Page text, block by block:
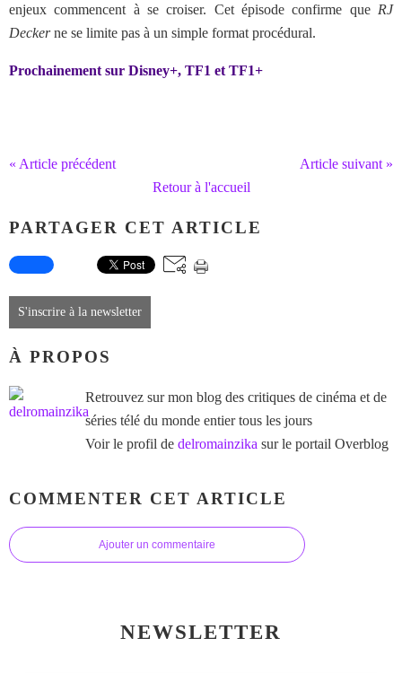
enjeux commencent à se croiser. Cet épisode confirme que RJ
Deckerne se limite pas à un simple format procédural.
Prochainement sur Disney+, TF1 et TF1+
« Article précédent
Article suivant »
Retour à l'accueil
PARTAGER CET ARTICLE
S'inscrire à la newsletter
À PROPOS
Retrouvez sur mon blog des critiques de cinéma et de
séries télé du monde entier tous les jours
Voir le profil de delromainzika sur le portail Overblog
COMMENTER CET ARTICLE
Ajouter un commentaire
NEWSLETTER